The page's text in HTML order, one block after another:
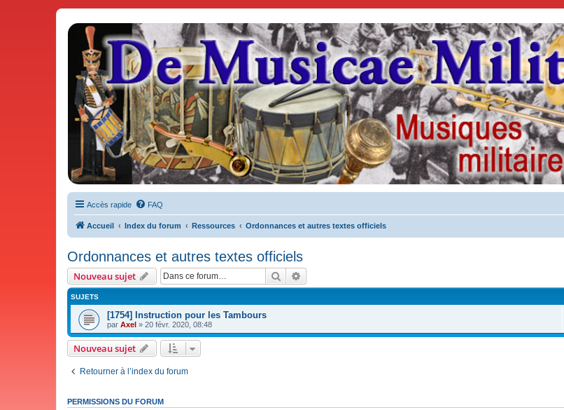
De Musicae Militari - Forums
Forums de discussions
Accès rapide FAQ
Accueil Index du forum Ressources Ordonnances et autres textes officiels
Ordonnances et autres textes officiels
Nouveau sujet Rechercher
SUJETS
[1754] Instruction pour les Tambours
par Axel » 20 févr. 2020, 08:48
Nouveau sujet
Retourner à l’index du forum
PERMISSIONS DU FORUM